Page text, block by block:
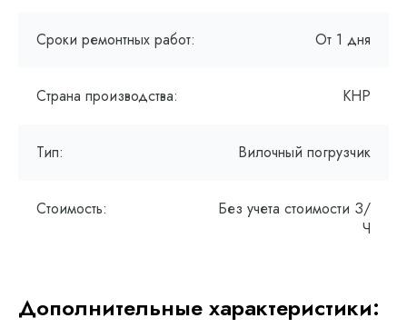
Сроки ремонтных работ: От 1 дня
Страна производства: КНР
Тип: Вилочный погрузчик
Стоимость:
Без учета стоимости З/
Ч
Дополнительные характеристики: